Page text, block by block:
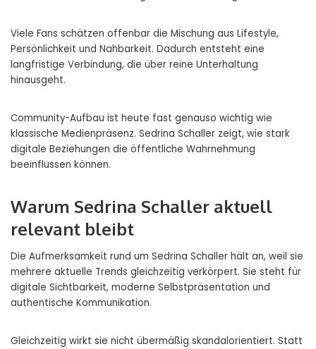
Viele Fans schätzen offenbar die Mischung aus Lifestyle,
Persönlichkeit und Nahbarkeit. Dadurch entsteht eine
langfristige Verbindung, die über reine Unterhaltung
hinausgeht.
Community-Aufbau ist heute fast genauso wichtig wie
klassische Medienpräsenz. Sedrina Schaller zeigt, wie stark
digitale Beziehungen die öffentliche Wahrnehmung
beeinflussen können.
Warum Sedrina Schaller aktuell
relevant bleibt
Die Aufmerksamkeit rund um Sedrina Schaller hält an, weil sie
mehrere aktuelle Trends gleichzeitig verkörpert. Sie steht für
digitale Sichtbarkeit, moderne Selbstpräsentation und
authentische Kommunikation.
Gleichzeitig wirkt sie nicht übermäßig skandalorientiert. Statt